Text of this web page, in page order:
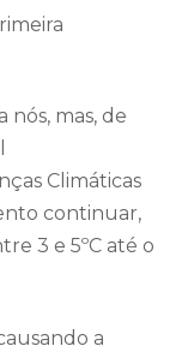
nós, mas, de
Climáticas
continuar,
3 e 5ºC até o
a